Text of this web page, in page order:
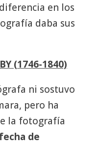
en los
daba sus
(1746-1840)
ni sostuvo
pero ha
la fotografía
de